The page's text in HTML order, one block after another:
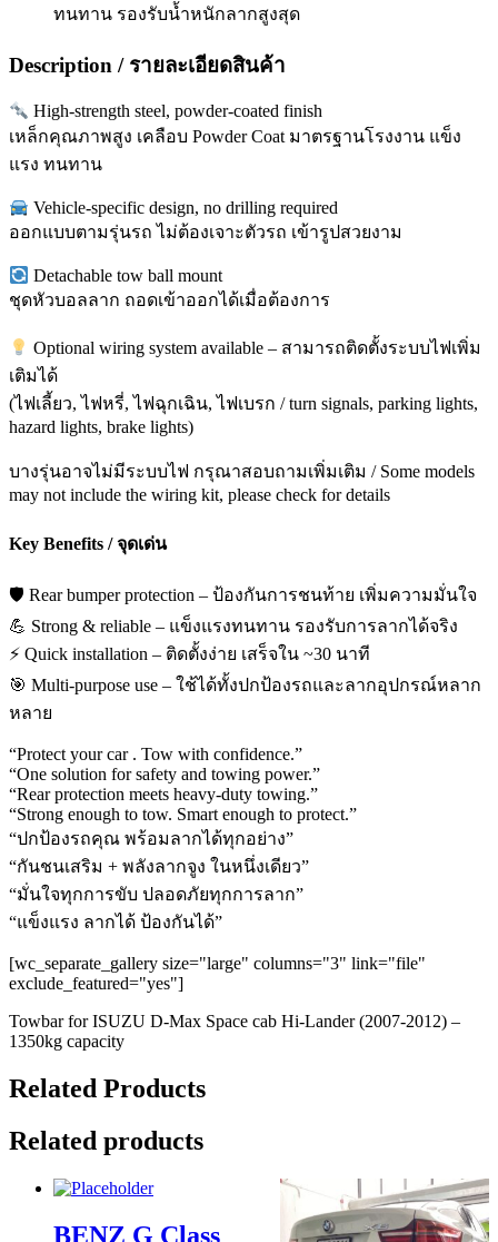
ทนทาน รองรับน้ำหนักลากสูงสุด
Description / รายละเอียดสินค้า
High-strength steel, powder-coated finish
เหล็กคุณภาพสูง เคลือบ Powder Coat มาตรฐานโรงงาน แข็ง
แรง ทนทาน
Vehicle-specific design, no drilling required
ออกแบบตามรุ่นรถ ไม่ต้องเจาะตัวรถ เข้ารูปสวยงาม
Detachable tow ball mount
ชุดหัวบอลลาก ถอดเข้าออกได้เมื่อต้องการ
Optional wiring system available – สามารถติดตั้งระบบไฟเพิ่ม
เติมได้
(ไฟเลี้ยว, ไฟหรี่, ไฟฉุกเฉิน, ไฟเบรก / turn signals, parking lights,
hazard lights, brake lights)
บางรุ่นอาจไม่มีระบบไฟ กรุณาสอบถามเพิ่มเติม / Some models
may not include the wiring kit, please check for details
Key Benefits / จุดเด่น
🛡️ Rear bumper protection – ป้องกันการชนท้าย เพิ่มความมั่นใจ
💪 Strong & reliable – แข็งแรงทนทาน รองรับการลากได้จริง
⚡ Quick installation – ติดตั้งง่าย เสร็จใน ~30 นาที
🎯 Multi-purpose use – ใช้ได้ทั้งปกป้องรถและลากอุปกรณ์หลาก
หลาย
“Protect your car . Tow with confidence.”
“One solution for safety and towing power.”
“Rear protection meets heavy-duty towing.”
“Strong enough to tow. Smart enough to protect.”
“ปกป้องรถคุณ พร้อมลากได้ทุกอย่าง”
“กันชนเสริม + พลังลากจูง ในหนึ่งเดียว”
“มั่นใจทุกการขับ ปลอดภัยทุกการลาก”
“แข็งแรง ลากได้ ป้องกันได้”
[wc_separate_gallery size="large" columns="3" link="file"
exclude_featured="yes"]
Towbar for ISUZU D-Max Space cab Hi-Lander (2007-2012) –
1350kg capacity
Related Products
Related products
BENZ G Class